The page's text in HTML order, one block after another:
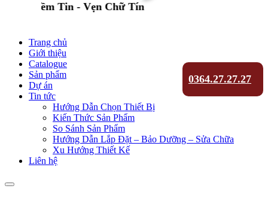
Niềm Tin - Vẹn Chữ Tín
0364.27.27.27
Trang chủ
Giới thiệu
Catalogue
Sản phẩm
Dự án
Tin tức
Hướng Dẫn Chọn Thiết Bị
Kiến Thức Sản Phẩm
So Sánh Sản Phẩm
Hướng Dẫn Lắp Đặt – Bảo Dưỡng – Sửa Chữa
Xu Hướng Thiết Kế
Liên hệ